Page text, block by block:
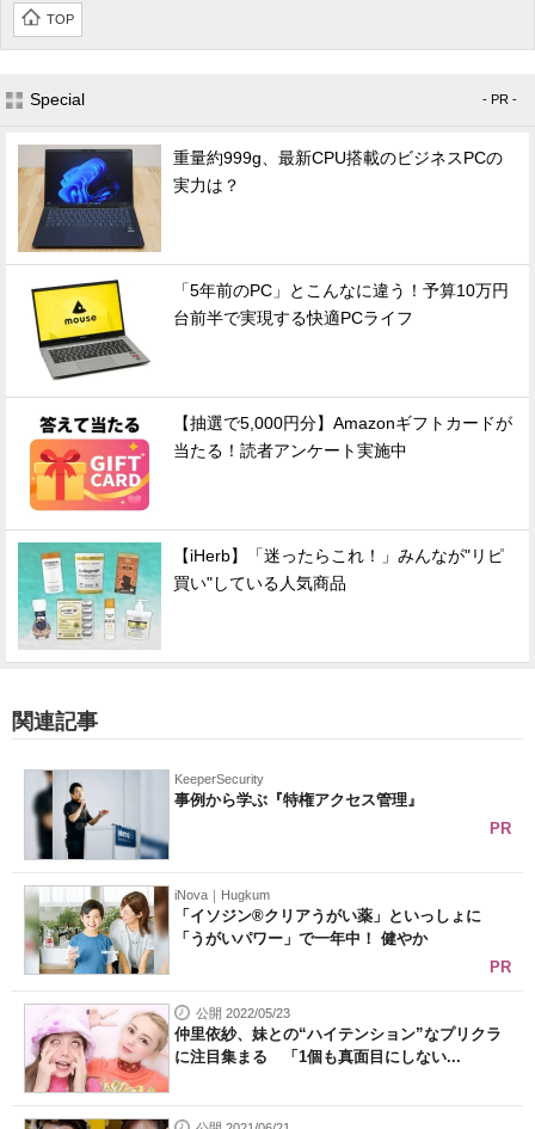
TOP
Special - PR -
重量約999g、最新CPU搭載のビジネスPCの
実力は？
「5年前のPC」とこんなに違う！予算10万円
台前半で実現する快適PCライフ
【抽選で5,000円分】Amazonギフトカードが
当たる！読者アンケート実施中
【iHerb】「迷ったらこれ！」みんなが"リピ
買い"している人気商品
関連記事
KeeperSecurity
事例から学ぶ『特権アクセス管理』
PR
iNova｜Hugkum
「イソジン®クリアうがい薬」といっしょに
「うがいパワー」で一年中！ 健やか
PR
公開 2022/05/23
仲里依紗、妹との“ハイテンション”なプリクラ
に注目集まる 「1個も真面目にしない...